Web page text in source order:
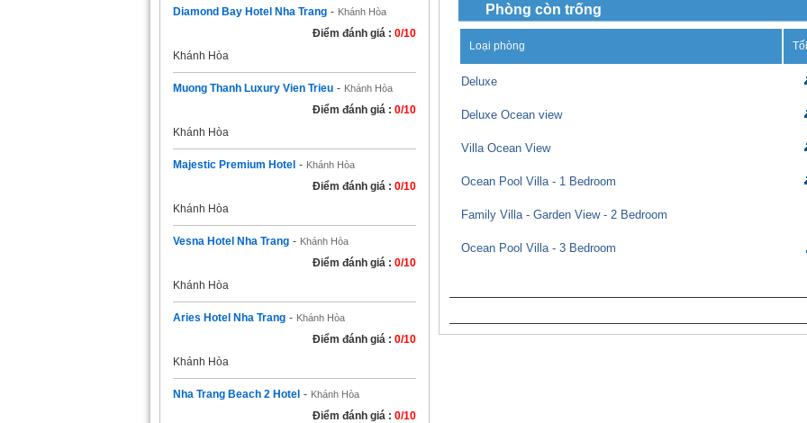
Diamond Bay Hotel Nha Trang - Khánh Hòa
Điểm đánh giá : 0/10
Khánh Hòa
Muong Thanh Luxury Vien Trieu - Khánh Hòa
Điểm đánh giá : 0/10
Khánh Hòa
Majestic Premium Hotel - Khánh Hòa
Điểm đánh giá : 0/10
Khánh Hòa
Vesna Hotel Nha Trang - Khánh Hòa
Điểm đánh giá : 0/10
Khánh Hòa
Aries Hotel Nha Trang - Khánh Hòa
Điểm đánh giá : 0/10
Khánh Hòa
Nha Trang Beach 2 Hotel - Khánh Hòa
Điểm đánh giá : 0/10
Phòng còn trống
Loại phòng
Deluxe
Deluxe Ocean view
Villa Ocean View
Ocean Pool Villa - 1 Bedroom
Family Villa - Garden View - 2 Bedroom
Ocean Pool Villa - 3 Bedroom